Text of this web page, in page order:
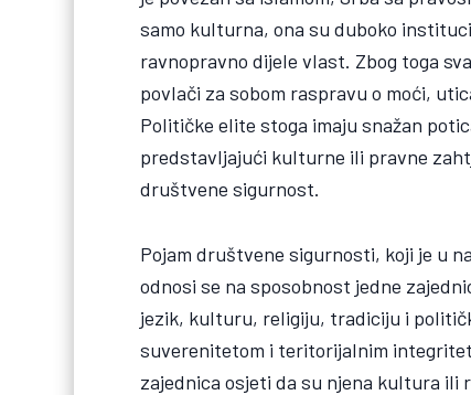
samo kulturna, ona su duboko
ravnopravno dijele vlast. Zbog toga
povlači za sobom raspravu o moći,
Političke elite stoga imaju snažan
predstavljajući kulturne ili pravne
društvene sigurnost.
Pojam društvene sigurnosti, koji je u
odnosi se na sposobnost jedne
jezik, kulturu, religiju, tradiciju i
suverenitetom i teritorijalnim
zajednica osjeti da su njena kultura ili